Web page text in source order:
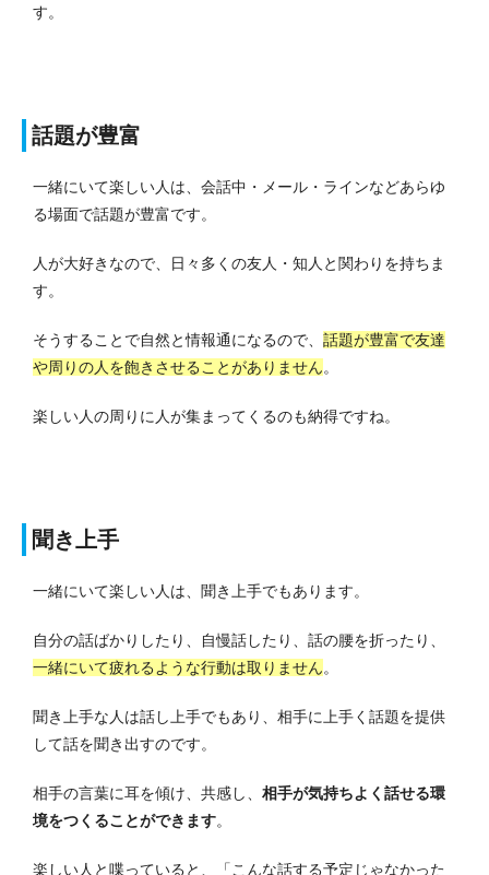
す。
話題が豊富
一緒にいて楽しい人は、会話中・メール・ラインなどあらゆ
る場面で話題が豊富です。
人が大好きなので、日々多くの友人・知人と関わりを持ちま
す。
そうすることで自然と情報通になるので、 話題が豊富で友達
や周りの人を飽きさせることがありません。
楽しい人の周りに人が集まってくるのも納得ですね。
聞き上手
一緒にいて楽しい人は、聞き上手でもあります。
自分の話ばかりしたり、自慢話したり、話の腰を折ったり、
一緒にいて疲れるような行動は取りません。
聞き上手な人は話し上手でもあり、相手に上手く話題を提供
して話を聞き出すのです。
相手の言葉に耳を傾け、共感し、 相手が気持ちよく話せる環
境をつくることができます。
楽しい人と喋っていると、「こんな話する予定じゃなかった